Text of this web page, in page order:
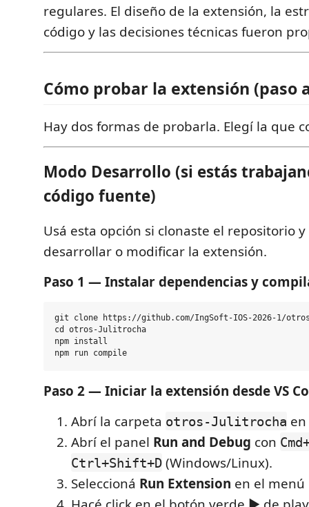
regulares. El diseño de la extensión, la
código y las decisiones técnicas fueron
Cómo probar la extensión (paso
Hay dos formas de probarla. Elegí la que
Modo Desarrollo (si estás
código fuente)
Usá esta opción si clonaste el repositorio
desarrollar o modificar la extensión.
Paso 1 — Instalar dependencias y
git clone https://github.com/IngSoft-IOS-2026-1/
cd otros-Julitrocha
npm install
Paso 2 — Iniciar la extensión desde VS
Abrí la carpeta otros-Julitrocha en
Abrí el panel Run and Debug con
Ctrl+Shift+D (Windows/Linux).
Seleccioná Run Extension en el